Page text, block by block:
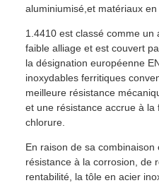
aluminiumisé,et matériaux en
1.4410 est classé comme un
faible alliage et est couvert
la désignation européenne
inoxydables ferritiques
meilleure résistance
et une résistance accrue à
chlorure.
En raison de sa
résistance à la corrosion, de
rentabilité, la tôle en acier